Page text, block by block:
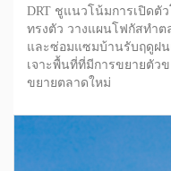
DRT ชูแนวโน้มการเปิดตั
ทรงตัว วางแผนโฟกัสทำต
และซ่อมแซมบ้านรับฤดูฝ
เจาะพื้นที่ที่มีการขยายตัว
ขยายตลาดใหม่